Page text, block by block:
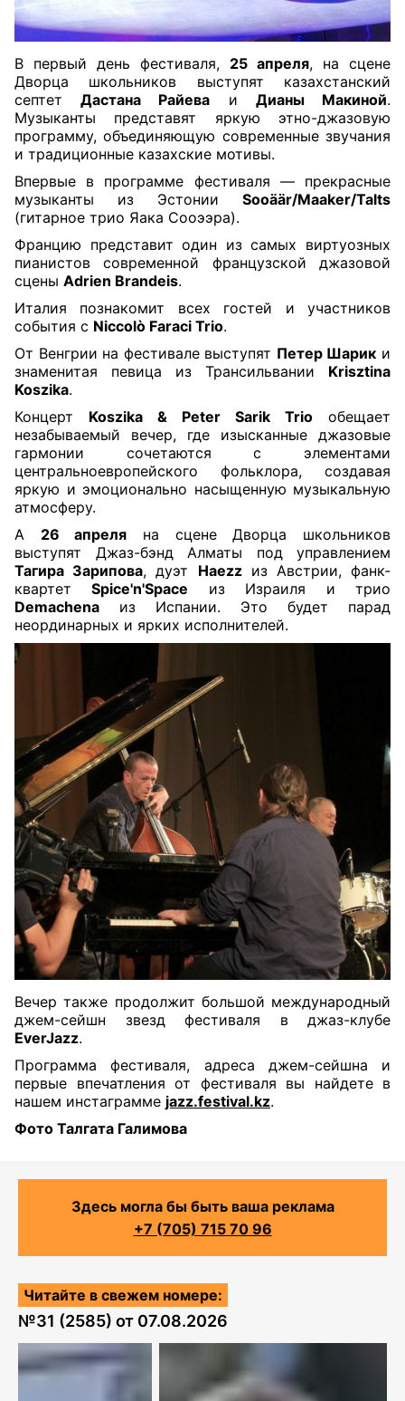
В первый день фестиваля, 25 апреля, на сцене
Дворца школьников выступят казахстанский
септетДастана Райева и Дианы Макиной.
Музыканты представят яркую этно-джазовую
программу, объединяющую современные звучания
и традиционные казахские мотивы.
Впервые в программе фестиваля — прекрасные
музыканты из Эстонии Sooäär/Maaker/Talts
(гитарное трио Яака Сооээра).
Францию представит один из самых виртуозных
пианистов современной французской джазовой
сцены Adrien Brandeis.
Италия познакомит всех гостей и участников
события с Niccolò Faraci Trio.
От Венгрии на фестивале выступят Петер Шарик и
знаменитая певица из Трансильвании Krisztina
Koszika.
Концерт Koszika & Peter Sarik Trio обещает
незабываемый вечер, где изысканные джазовые
гармонии сочетаются с элементами
центральноевропейского фольклора, создавая
яркую и эмоционально насыщенную музыкальную
атмосферу.
А 26 апреля на сцене Дворца школьников
выступят Джаз-бэнд Алматы под управлением
Тагира Зарипова, дуэт Haezzиз Австрии, фанк-
квартетSpice'n'Space из Израиля и трио
Demachena из Испании. Это будет парад
неординарных и ярких исполнителей.
Вечер также продолжит большой международный
джем-сейшн звезд фестиваля в джаз-клубе
EverJazz.
Программа фестиваля, адреса джем-сейшна и
первые впечатления от фестиваля вы найдете в
нашем инстаграмме jazz.festival.kz.
Фото Талгата Галимова
Здесь могла бы быть ваша реклама
+7 (705) 715 70 96
Читайте в свежем номере:
№31 (2585) от 07.08.2026